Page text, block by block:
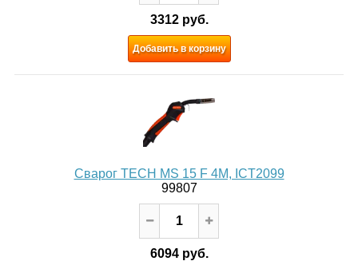
3312 руб.
Добавить в корзину
Сварог TECH MS 15 F 4М, ICT2099
99807
6094 руб.